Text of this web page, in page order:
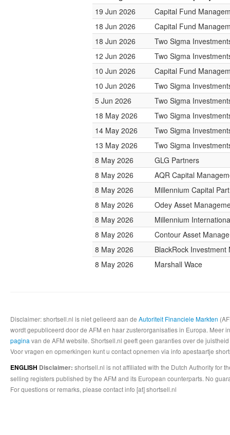
19 Jun 2026
Capital Fund
18 Jun 2026
Capital Fund
18 Jun 2026
Two Sigma
12 Jun 2026
Two Sigma
10 Jun 2026
Capital Fund
10 Jun 2026
Two Sigma
5 Jun 2026
Two Sigma
18 May 2026
Two Sigma
14 May 2026
Two Sigma
13 May 2026
Two Sigma
8 May 2026
GLG Partners
8 May 2026
AQR Capital
8 May 2026
Millennium Capital
8 May 2026
Odey Asset
8 May 2026
Millennium
8 May 2026
Contour Asset
8 May 2026
BlackRock Investment
8 May 2026
Marshall Wace
Disclaimer: shortsell.nl is niet gelieerd aan de Autoriteit Financiele Markten
wordt gepubliceerd door de AFM en haar zusterorganisaties in Europa.
pagina van de AFM website. Shortsell.nl geeft geen garanties over de
Voor vragen en opmerkingen kunt u contact opnemen via info apestaartje
ENGLISH Disclaimer: shortsell.nl is not affiliated with the Dutch Authority for
selling registers published by the AFM and its European counterparts. No
For questions or remarks, please contact info [at] shortsell.nl